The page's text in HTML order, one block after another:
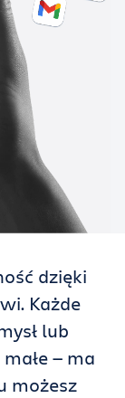
dzięki
Każde
lub
— ma
możesz